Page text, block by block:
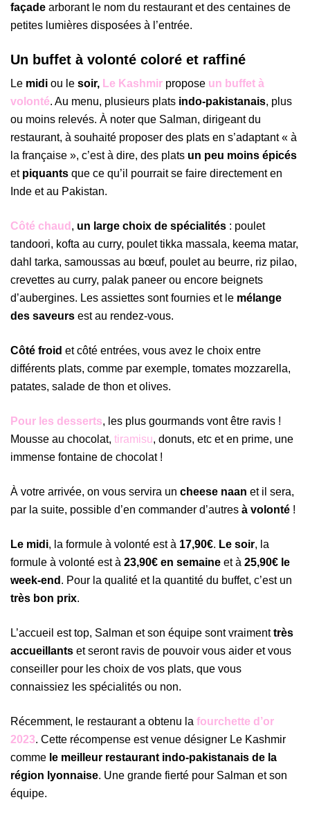
façade arborant le nom du restaurant et des centaines de
petites lumières disposées à l’entrée.
Un buffet à volonté coloré et raffiné
Le midi ou le soir, Le Kashmir propose un buffet à
volonté. Au menu, plusieurs plats indo-pakistanais, plus
ou moins relevés. À noter que Salman, dirigeant du
restaurant, à souhaité proposer des plats en s’adaptant « à
la française », c’est à dire, des plats un peu moins épicés
et piquants que ce qu’il pourrait se faire directement en
Inde et au Pakistan.
Côté chaud , un large choix de spécialités : poulet
tandoori, kofta au curry, poulet tikka massala, keema matar,
dahl tarka, samoussas au bœuf, poulet au beurre, riz pilao,
crevettes au curry, palak paneer ou encore beignets
d’aubergines. Les assiettes sont fournies et le mélange
des saveurs est au rendez-vous.
Côté froid et côté entrées, vous avez le choix entre
différents plats, comme par exemple, tomates mozzarella,
patates, salade de thon et olives.
Pour les desserts, les plus gourmands vont être ravis !
Mousse au chocolat, tiramisu, donuts, etc et en prime, une
immense fontaine de chocolat !
À votre arrivée, on vous servira un cheese naan et il sera,
par la suite, possible d’en commander d’autres à volonté !
Le midi, la formule à volonté est à 17,90€. Le soir, la
formule à volonté est à 23,90€ en semaine et à 25,90€ le
week-end . Pour la qualité et la quantité du buffet, c’est un
très bon prix.
L’accueil est top, Salman et son équipe sont vraimenttrès
accueillants et seront ravis de pouvoir vous aider et vous
conseiller pour les choix de vos plats, que vous
connaissiez les spécialités ou non.
Récemment, le restaurant a obtenu la fourchette d’or
2023. Cette récompense est venue désigner Le Kashmir
comme le meilleur restaurant indo-pakistanais de la
région lyonnaise. Une grande fierté pour Salman et son
équipe.